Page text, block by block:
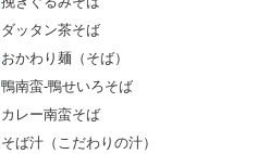
ダッタン茶そば
おかわり麺（そば）
鴨南蛮-鴨せいろそば
カレー南蛮そば
そば汁（こだわりの汁）